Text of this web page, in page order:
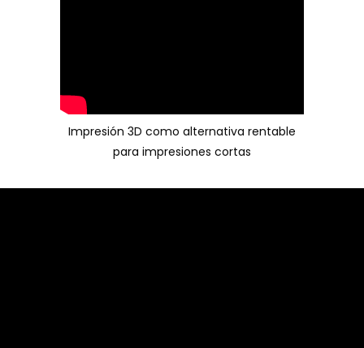
Impresión 3D como alternativa rentable
para impresiones cortas